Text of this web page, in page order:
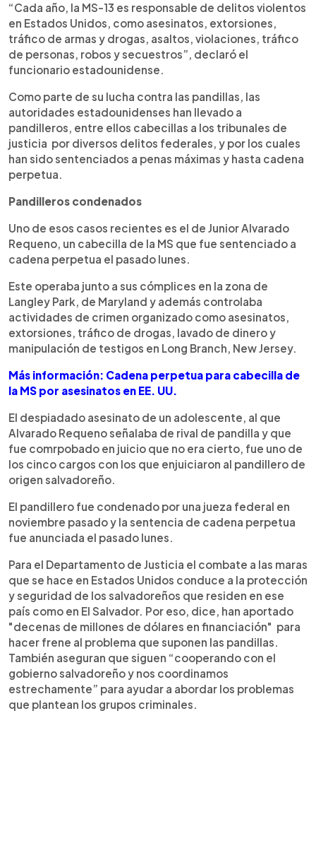
“Cada año, la MS-13 es responsable de delitos violentos
en Estados Unidos, como asesinatos, extorsiones,
tráfico de armas y drogas, asaltos, violaciones, tráfico
de personas, robos y secuestros”, declaró el
funcionario estadounidense.
Como parte de su lucha contra las pandillas, las
autoridades estadounidenses han llevado a
pandilleros, entre ellos cabecillas a los tribunales de
justicia por diversos delitos federales, y por los cuales
han sido sentenciados a penas máximas y hasta cadena
perpetua.
Pandilleros condenados
Uno de esos casos recientes es el de Junior Alvarado
Requeno, un cabecilla de la MS que fue sentenciado a
cadena perpetua el pasado lunes.
Este operaba junto a sus cómplices en la zona de
Langley Park, de Maryland y además controlaba
actividades de crimen organizado como asesinatos,
extorsiones, tráfico de drogas, lavado de dinero y
manipulación de testigos en Long Branch, New Jersey.
Más información: Cadena perpetua para cabecilla de
la MS por asesinatos en EE. UU.
El despiadado asesinato de un adolescente, al que
Alvarado Requeno señalaba de rival de pandilla y que
fue comrpobado en juicio que no era cierto, fue uno de
los cinco cargos con los que enjuiciaron al pandillero de
origen salvadoreño.
El pandillero fue condenado por una jueza federal en
noviembre pasado y la sentencia de cadena perpetua
fue anunciada el pasado lunes.
Para el Departamento de Justicia el combate a las maras
que se hace en Estados Unidos conduce a la protección
y seguridad de los salvadoreños que residen en ese
país como en El Salvador. Por eso, dice, han aportado
"decenas de millones de dólares en financiación" para
hacer frene al problema que suponen las pandillas.
También aseguran que siguen “cooperando con el
gobierno salvadoreño y nos coordinamos
estrechamente” para ayudar a abordar los problemas
que plantean los grupos criminales.